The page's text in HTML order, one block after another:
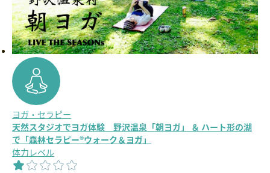
ヨガ・セラピー
天然スタジオでヨガ体験 野沢温泉「朝ヨガ」 ＆ ハート形の湖
で「森林セラピー®ウォーク＆ヨガ」
体力レベル